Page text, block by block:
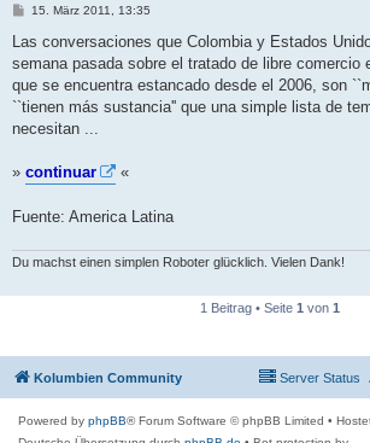
B
i
r
a
15. März 2011, 13:35
Las conversaciones que Colombia y Estados
semana pasada sobre el tratado de libre comercio
que se encuentra estancado desde el 2006, son
``tienen más sustancia'' que una simple lista de
necesitan ...
» continuar «
Fuente: America Latina
Du machst einen simplen Roboter glücklich. Vielen Dank!
1 Beitrag • Seite 1 von 1
Kolumbien Community Server Status
Powered by phpBB® Forum Software © phpBB Limited •